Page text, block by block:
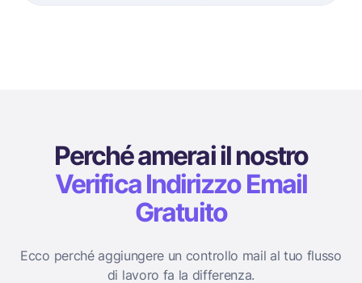
Perché amerai il nostro
Verifica Indirizzo Email
Gratuito
Ecco perché aggiungere un controllo mail al tuo flusso
di lavoro fa la differenza.